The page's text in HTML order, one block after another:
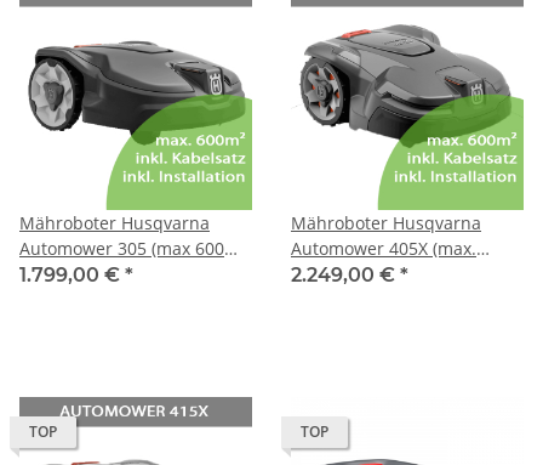
Mähroboter Husqvarna
Automower 305 (max 600m²)
inkl. Installation bis 300m²
1.799,00 € *
Mähroboter Husqvarna
Automower 405X (max.
600m²) inkl. Installation bis
2.249,00 € *
TOP TOP